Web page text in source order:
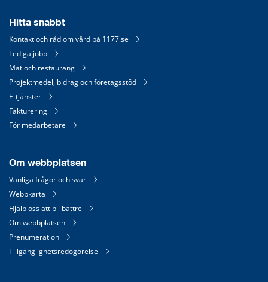
Hitta snabbt
Kontakt och råd om vård på 1177.se
Lediga jobb
Mat och restaurang
Projektmedel, bidrag och företagsstöd
E-tjänster
Fakturering
För medarbetare
Om webbplatsen
Vanliga frågor och svar
Webbkarta
Hjälp oss att bli bättre
Om webbplatsen
Prenumeration
Tillgänglighetsredogörelse